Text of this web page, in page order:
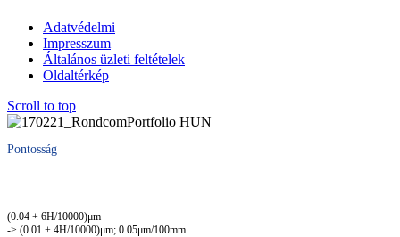
Adatvédelmi
Impresszum
Általános üzleti feltételek
Oldaltérkép
Scroll to top
Pontosság
(0.04 + 6H/10000)μm
-> (0.01 + 4H/10000)μm; 0.05μm/100mm